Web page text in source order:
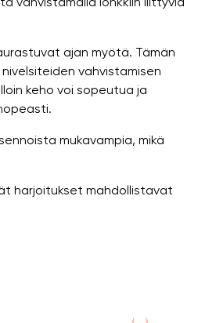
ajan myötä. Tämän
vahvistamisen
keho voi sopeutua ja
mukavampia, mikä
harjoitukset mahdollistavat